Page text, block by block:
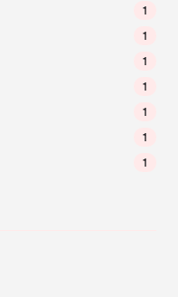
1
1
1
1
1
1
1